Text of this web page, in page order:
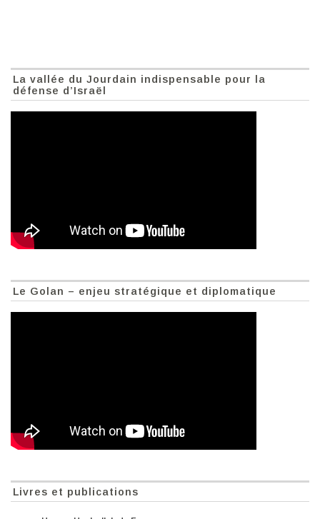
La vallée du Jourdain indispensable pour la
défense d’Israël
Le Golan – enjeu stratégique et diplomatique
Livres et publications